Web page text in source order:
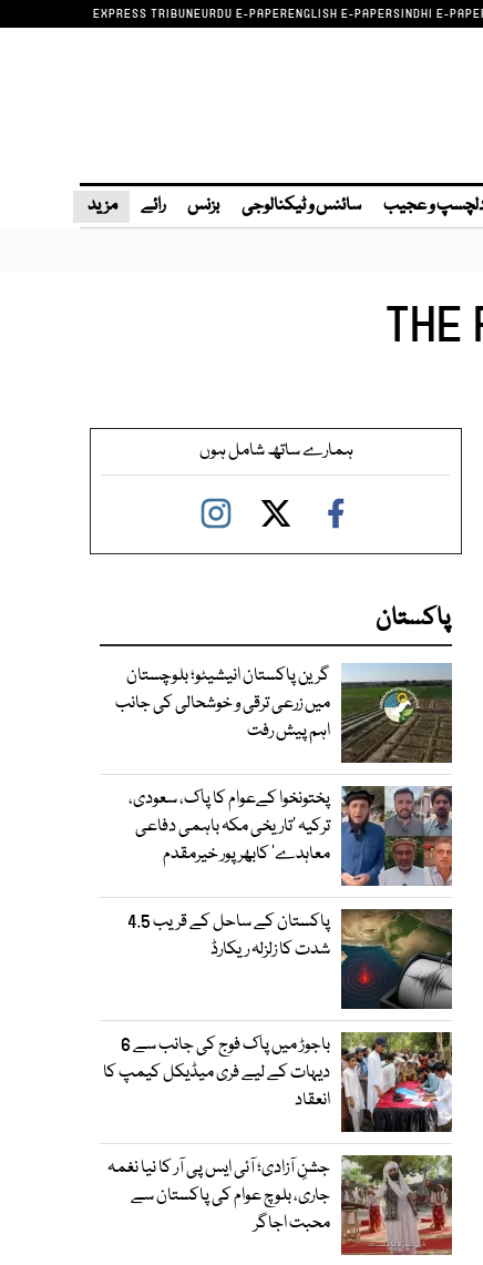
EXPRESS TRIBUNEURDU E-PAPERENGLISH E-PAPERSINDHI E-
و عجیب سائنس و ٹیکنالوجی بزنس رائے مزید
THE
ہمارے ساتھ شامل ہوں
پاکستان
گرین پاکستان انیشیٹو؛ بلوچستان
میں زرعی ترقی و خوشحالی کی جانب
اہم پیش رفت
پختونخوا کےعوام کا پاک، سعودی،
ترکیہ ’تاریخی مکہ باہمی دفاعی
معاہدے‘ کابھرپور خیرمقدم
پاکستان کے ساحل کے قریب 4.5
شدت کا زلزلہ ریکارڈ
باجوڑ میں پاک فوج کی جانب سے 6
دیہات کے لیے فری میڈیکل کیمپ کا
انعقاد
جشنِ آزادی؛ آئی ایس پی آر کا نیا نغمہ
جاری، بلوچ عوام کی پاکستان سے
محبت اجاگر